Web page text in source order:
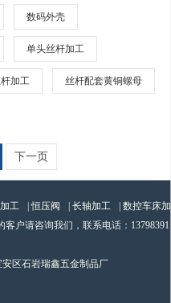
数码外壳
单头丝杆加工
加工 丝杆配套黄铜螺母
下一页
工 |恒压阀 长轴加工
数控车床加
客户请咨询我们，联系电话： 13798391
区石岩瑞鑫五金制品厂